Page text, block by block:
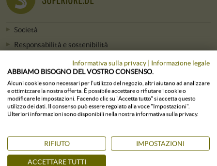
Società
Responsabilità e sostenibilità
Offerte di lavoro attuali
Press & Media
Newsletter
Viticoltori dalla A alla Z
Informativa sulla privacy | Informazione legale
ABBIAMO BISOGNO DEL VOSTRO CONSENSO.
Alcuni cookie sono necessari per l'utilizzo del negozio, altri aiutano ad analizzare
e ottimizzare la nostra offerta. È possibile accettare o rifiutare i cookie o
modificare le impostazioni. Facendo clic su "Accetta tutto" si accetta questo
utilizzo dei dati. Il consenso può essere regolato alla voce "Impostazioni".
Ulteriori informazioni sono disponibili nella nostra informativa sulla privacy.
RIFIUTO IMPOSTAZIONI
ACCETTARE TUTTI